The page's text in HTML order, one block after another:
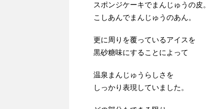
スポンジケーキでまんじゅうの皮。
こしあんでまんじゅうのあん。
更に周りを覆っているアイスを
黒砂糖味にすることによって
温泉まんじゅうらしさを
しっかり表現していました。